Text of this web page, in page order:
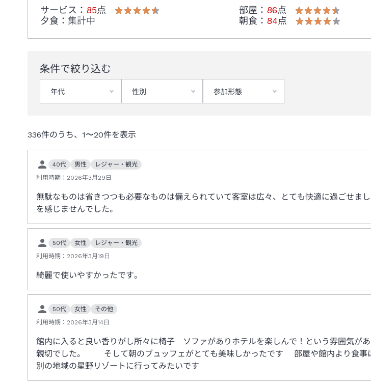
■駐車場料金に関しまして
26年4月1日より駐車場料金が変更となっております。
30分利用の場合300円。24時間最大2,500円（繰越有り）スムーズにご来館いただくために、公共交通
サービス ： 85点 部屋 ： 86点
夕食 ： 集計中 朝食 ： 84点
条件で絞り込む
年代 性別 参加形態
336件のうち、 1〜20件を表示
40代 男性
レジャー・観光
利用時期： 2026年3月29日
無駄なものは省きつつも必要なものは備えられていて客室は広々、とても快適に過ごせ
を感じませんでした。
50代 女性
レジャー・観光
利用時期： 2026年3月19日
綺麗で使いやすかったです。
50代 女性
その他
利用時期： 2026年3月14日
館内に入ると良い香りがし所々に椅子 ソファがありホテルを楽しんで！という雰囲気が
親切でした。 そして朝のブュッフェがとても美味しかったです 部屋や館内より食
別の地域の星野リゾートに行ってみたいです